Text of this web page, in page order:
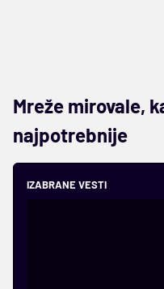
Mreže mirovale,
najpotrebnije
IZABRANE VESTI